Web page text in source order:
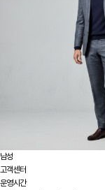
남성
고객센터
운영시간